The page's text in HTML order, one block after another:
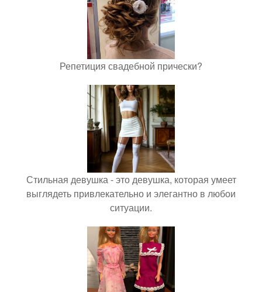
Репетиция свадебной прически?
Стильная девушка - это девушка, которая умеет
выглядеть привлекательно и элегантно в любои
ситуации.